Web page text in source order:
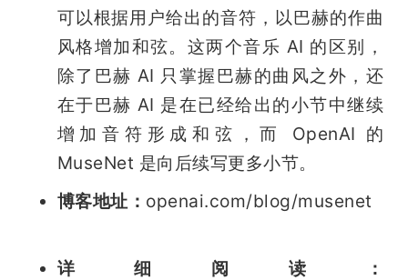
可以根据用户给出的音符，以巴赫的作曲
风格增加和弦。这两个音乐 AI 的区别，
除了巴赫 AI 只掌握巴赫的曲风之外，还
在于巴赫 AI 是在已经给出的小节中继续
增加音符形成和弦，而 OpenAI 的
MuseNet 是向后续写更多小节。
博客地址： openai.com/blog/musenet
详细阅读：